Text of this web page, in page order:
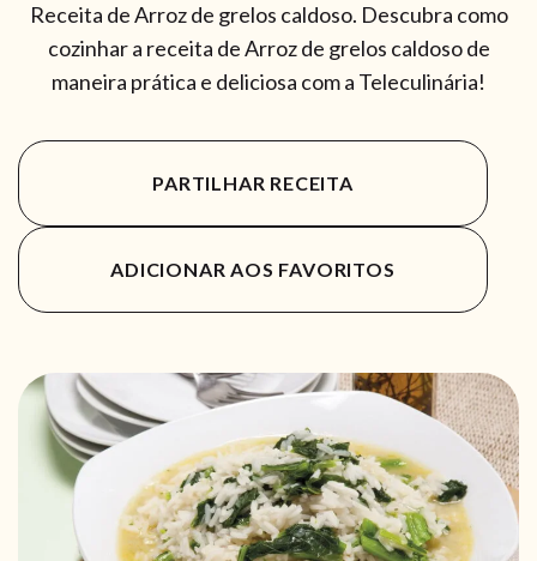
Receita de Arroz de grelos caldoso. Descubra como
cozinhar a receita de Arroz de grelos caldoso de
maneira prática e deliciosa com a Teleculinária!
PARTILHAR RECEITA
ADICIONAR AOS FAVORITOS